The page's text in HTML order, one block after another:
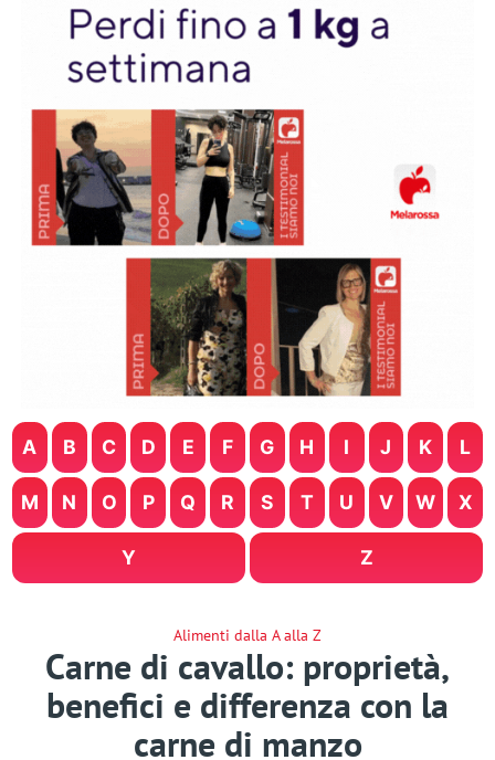
A B C D E F G H I J K L
M N O P Q R S T U V W X
Y Z
Alimenti dalla A alla Z
Carne di cavallo: proprietà,
benefici e differenza con la
carne di manzo